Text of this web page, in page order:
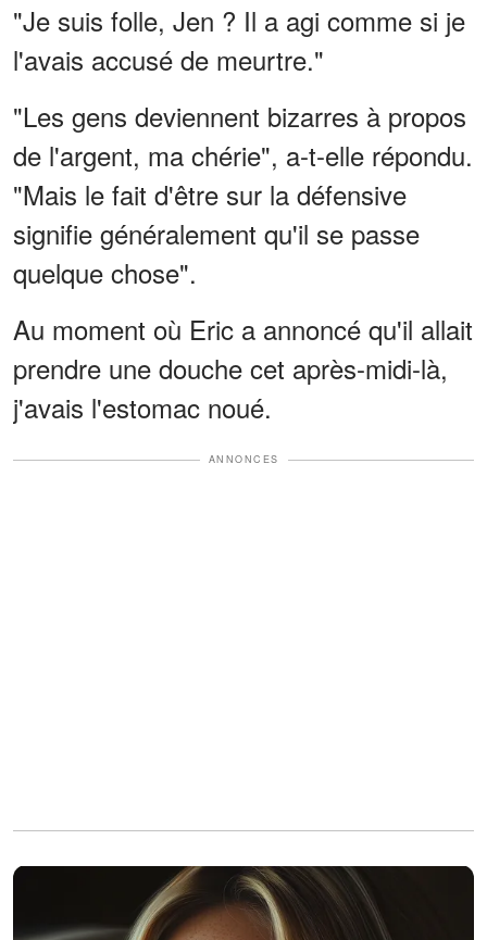
"Je suis folle, Jen ? Il a agi comme si je
l'avais accusé de meurtre."
"Les gens deviennent bizarres à propos
de l'argent, ma chérie", a-t-elle répondu.
"Mais le fait d'être sur la défensive
signifie généralement qu'il se passe
quelque chose".
Au moment où Eric a annoncé qu'il allait
prendre une douche cet après-midi-là,
j'avais l'estomac noué.
ANNONCES